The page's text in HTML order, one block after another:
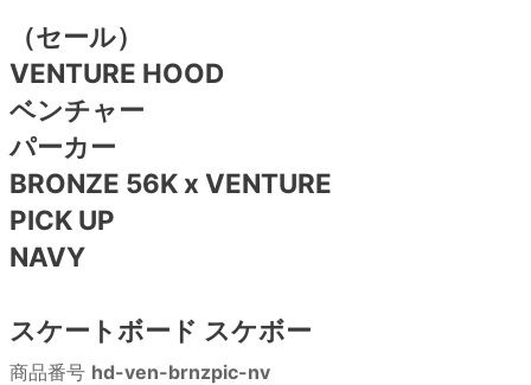
（セール）
VENTURE HOOD
ベンチャー
パーカー
BRONZE 56K x VENTURE
PICK UP
NAVY
スケートボード スケボー
商品番号 hd-ven-brnzpic-nv
8.6inch
8.7inch
8.8inch
8.9inch
シェイプデッキ
8.7inch
8.8inch
8.9inch
9.0inch以上
70mm
72mm
75mm
110mm
28.5cm
29cm
29.5cm
30cm
サイズの測り方